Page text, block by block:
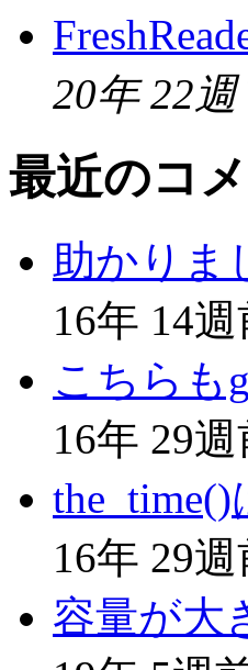
20年 22週
最近のコ
助かりま
16年 14週
こちらも
16年 29週
16年 29週
容量が大